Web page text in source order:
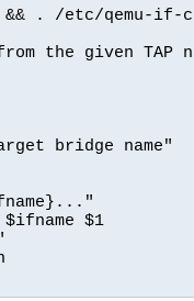
. /etc/qemu-if-
the given TAP
bridge name"
$1